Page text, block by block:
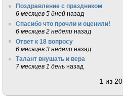
Поздравление с праздником
6 месяцев 5 дней назад
Спасибо что прочли и оценили!
6 месяцев 2 недели назад
Ответ к 18 вопросу
6 месяцев 3 недели назад
Талант внушать и вера
7 месяцев 1 день назад
1 из 20